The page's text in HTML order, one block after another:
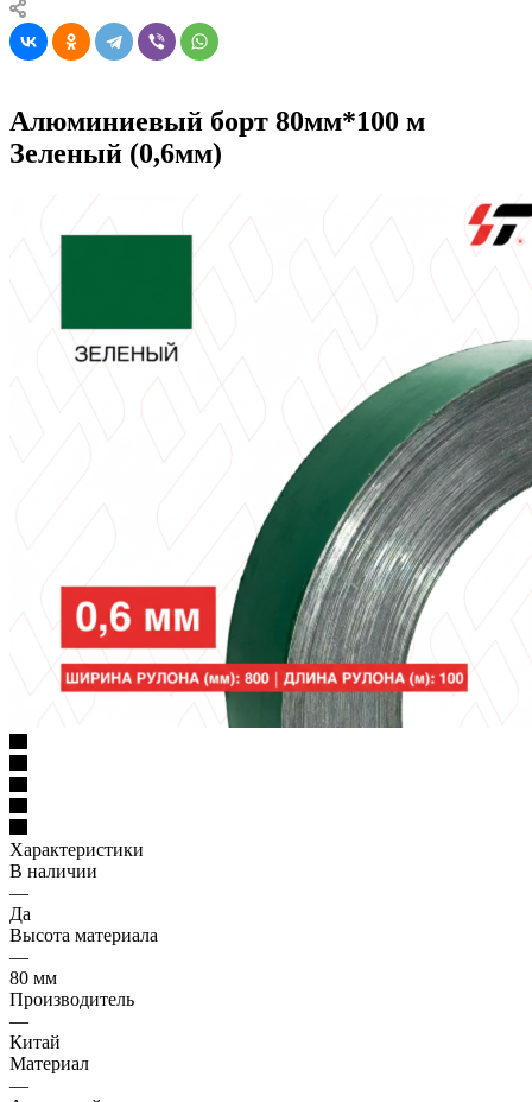
Алюминиевый борт 80мм*100 м
Зеленый (0,6мм)
Характеристики
В наличии
—
Да
Высота материала
—
80 мм
Производитель
—
Китай
Материал
—